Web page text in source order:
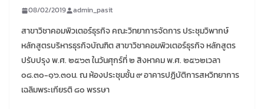
08/02/2019 admin_pasit
สาขาวิชาคอมพิวเตอร์ธุรกิจ คณะวิทยาการจัดการ ประชุมวิพากษ์
หลักสูตรบริหารธุรกิจบัณฑิต สาขาวิชาคอมพิวเตอร์ธุรกิจ หลักสูตร
ปรับปรุง พ.ศ. ๒๕๖๓ ในวันศุกร์ที่ ๒ สิงหาคม พ.ศ. ๒๕๖๒เวลา
๐๘.๓๐-๑๖.๓๐น. ณ ห้องประชุมชั้น ๙ อาคารปฏิบัติการสหวิทยาการ
เฉลิมพระเกียรติ ๘๐ พรรษา